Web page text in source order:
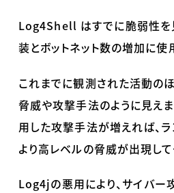
Log4Shell はすでに脆弱性
装とボットネット数の増加に使
これまでに観測された活動の
脅威や攻撃手法のように見えま
用した攻撃手法が増えれば、
より高レベルの脅威が出現して
Log4jの悪用により、サイバ